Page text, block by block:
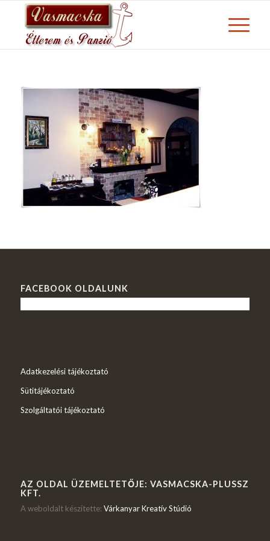
FACEBOOK OLDALUNK
Adatkezelési tájékoztató
Sütitájékoztató
Szolgáltatói tájékoztató
AZ OLDAL ÜZEMELTETŐJE: VASMACSKA-PLUSSZ
KFT.
A weboldalt készítette: Várkanyar Kreatív Stúdió